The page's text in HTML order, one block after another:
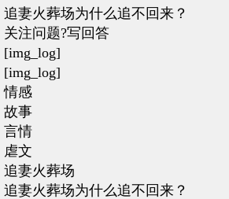
追妻火葬场为什么追不回来？
关注问题?写回答
[img_log]
[img_log]
情感
故事
言情
虐文
追妻火葬场
追妻火葬场为什么追不回来？